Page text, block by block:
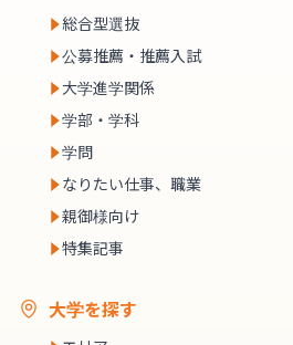
総合型選抜
公募推薦・推薦入試
大学進学関係
学部・学科
学問
なりたい仕事、職業
親御様向け
特集記事
大学を探す